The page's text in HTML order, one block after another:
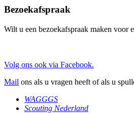
Bezoekafspraak
Wilt u een bezoekafspraak maken voor
Volg ons ook via Facebook.
Mail ons als u vragen heeft of als u
WAGGGS
Scouting Nederland